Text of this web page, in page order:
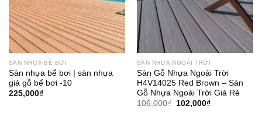
SÀN NHỰA BỂ BƠI
Sàn nhựa bể bơi | sàn nhựa
giả gỗ bể bơi -10
225,000₫
SÀN NHỰA NGOÀI TRỜI
Sàn Gỗ Nhựa Ngoài Trời
H4V14025 Red Brown – Sàn
Gỗ Nhựa Ngoài Trời Giá Rẻ
106,000₫
Giá
102,000₫Giá